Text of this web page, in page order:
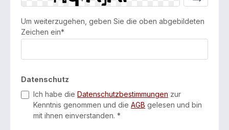
Um weiterzugehen, geben Sie die oben abgebildeten
Zeichen ein*
Datenschutz
Ich habe die Datenschutzbestimmungen zur
Kenntnis genommen und die AGB gelesen und bin
mit ihnen einverstanden. *